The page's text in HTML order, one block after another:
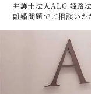
弁護士法人ALG 姫路
離婚問題でご相談いた